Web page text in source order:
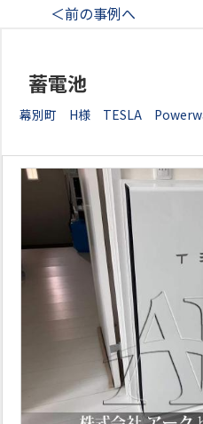
＜前の事例へ
蓄電池
幕別町 H様 TESLA